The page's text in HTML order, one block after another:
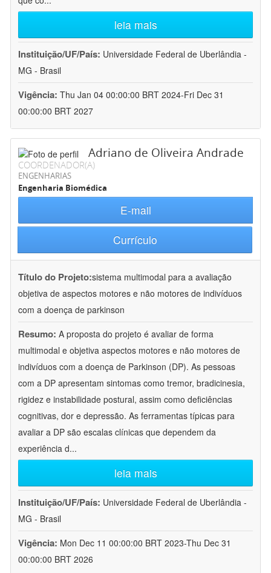
leia mais
Instituição/UF/País: Universidade Federal de Uberlândia -
MG - Brasil
Vigência: Thu Jan 04 00:00:00 BRT 2024-Fri Dec 31
00:00:00 BRT 2027
Adriano de Oliveira Andrade
COORDENADOR(A)
ENGENHARIAS
Engenharia Biomédica
E-mail
Currículo
Título do Projeto:sistema multimodal para a avaliação
objetiva de aspectos motores e não motores de indivíduos
com a doença de parkinson
Resumo: A proposta do projeto é avaliar de forma
multimodal e objetiva aspectos motores e não motores de
indivíduos com a doença de Parkinson (DP). As pessoas
com a DP apresentam sintomas como tremor, bradicinesia,
rigidez e instabilidade postural, assim como deficiências
cognitivas, dor e depressão. As ferramentas típicas para
avaliar a DP são escalas clínicas que dependem da
experiência d...
leia mais
Instituição/UF/País: Universidade Federal de Uberlândia -
MG - Brasil
Vigência: Mon Dec 11 00:00:00 BRT 2023-Thu Dec 31
00:00:00 BRT 2026